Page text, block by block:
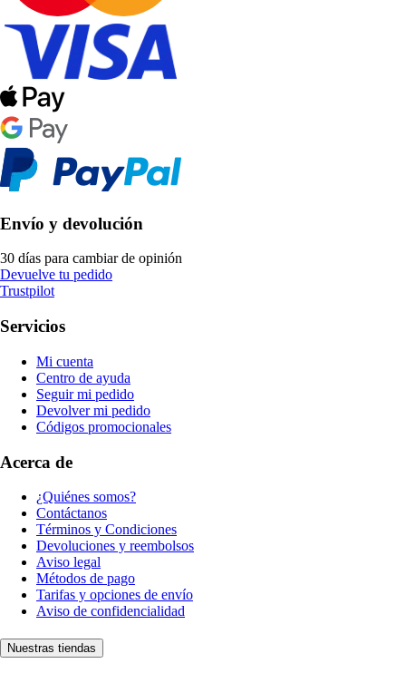
Envío y devolución
30 días para cambiar de opinión
Devuelve tu pedido
Trustpilot
Servicios
Mi cuenta
Centro de ayuda
Seguir mi pedido
Devolver mi pedido
Códigos promocionales
Acerca de
¿Quiénes somos?
Contáctanos
Términos y Condiciones
Devoluciones y reembolsos
Aviso legal
Métodos de pago
Tarifas y opciones de envío
Aviso de confidencialidad
Nuestras tiendas